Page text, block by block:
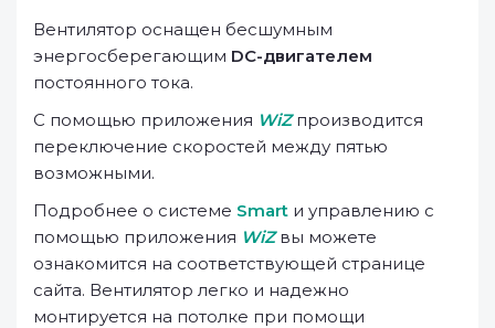
Вентилятор оснащен бесшумным
энергосберегающим DC-двигателем
постоянного тока.
С помощью приложения WiZпроизводится
переключение скоростей между пятью
возможными.
Подробнее о системе Smart и управлению с
помощью приложения WiZвы можете
ознакомится на соответствующей странице
сайта. Вентилятор легко и надежно
монтируется на потолке при помощи